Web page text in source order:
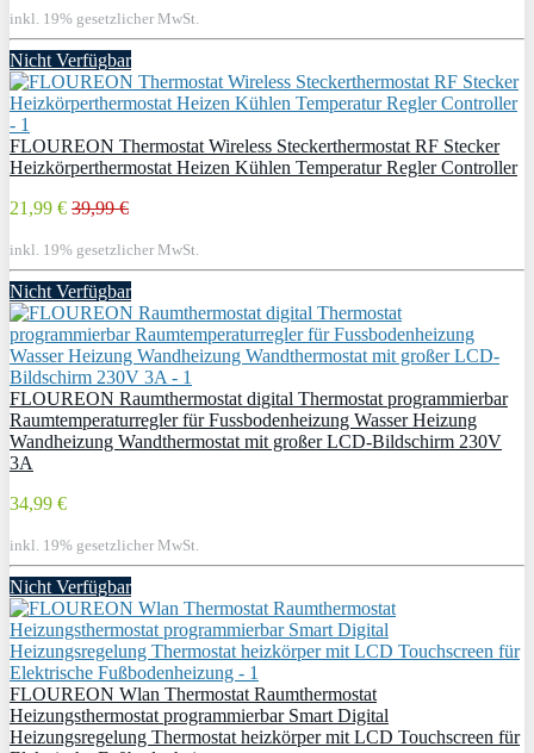
inkl. 19% gesetzlicher MwSt.
Nicht Verfügbar
FLOUREON Thermostat Wireless Steckerthermostat RF Stecker
Heizkörperthermostat Heizen Kühlen Temperatur Regler Controller
21,99 € 39,99 €
inkl. 19% gesetzlicher MwSt.
Nicht Verfügbar
FLOUREON Raumthermostat digital Thermostat programmierbar
Raumtemperaturregler für Fussbodenheizung Wasser Heizung
Wandheizung Wandthermostat mit großer LCD-Bildschirm 230V
3A
34,99 €
inkl. 19% gesetzlicher MwSt.
Nicht Verfügbar
FLOUREON Wlan Thermostat Raumthermostat
Heizungsthermostat programmierbar Smart Digital
Heizungsregelung Thermostat heizkörper mit LCD Touchscreen für